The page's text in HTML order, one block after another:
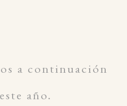
a continuación
año.